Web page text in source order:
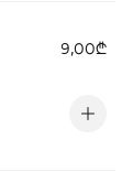
9,00₾